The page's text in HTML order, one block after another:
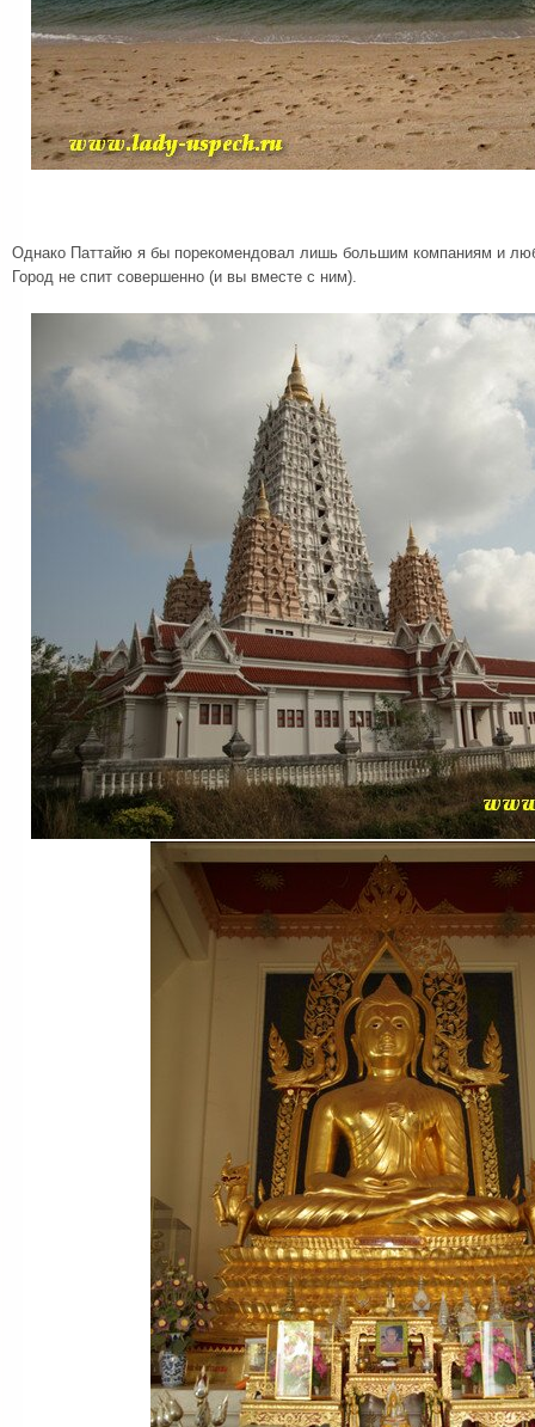
Однако Паттайю я бы порекомендовал лишь большим компаниям и
Город не спит совершенно (и вы вместе с ним).